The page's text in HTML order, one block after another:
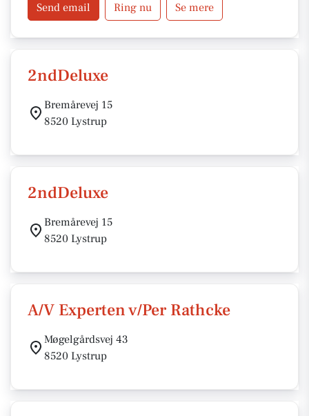
Send email Ring nu Se mere
2ndDeluxe
Bremårevej 15
8520 Lystrup
2ndDeluxe
Bremårevej 15
8520 Lystrup
A/V Experten v/Per Rathcke
Møgelgårdsvej 43
8520 Lystrup